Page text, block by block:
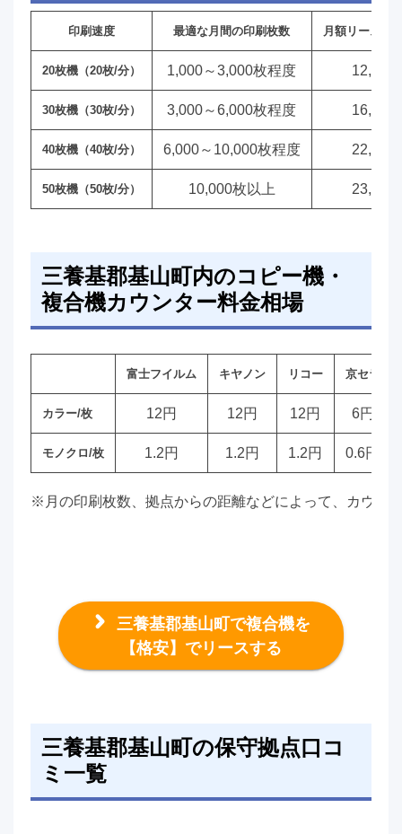
印刷速度 最適な月間の印刷枚数 月額リース料
20枚機（20枚/分） 1,000～3,000枚程度 12,000
30枚機（30枚/分） 3,000～6,000枚程度 16,000
40枚機（40枚/分） 6,000～10,000枚程度 22,000
50枚機（50枚/分） 10,000枚以上 23,000
三養基郡基山町内のコピー機・
複合機カウンター料金相場
富士フイルム キヤノン リコー 京セラ
カラー/枚 12円 12円 12円 6円
モノクロ/枚 1.2円 1.2円 1.2円 0.6円
※月の印刷枚数、拠点からの距離などによって、カウン
三養基郡基山町で複合機を
【格安】でリースする
三養基郡基山町の保守拠点口コ
ミ一覧